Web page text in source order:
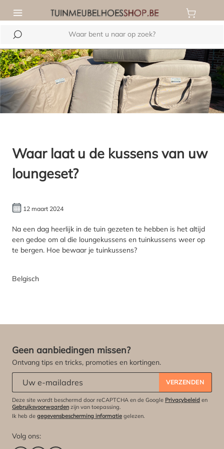
hoofdinhoud
Waar laat u de kussens van uw
loungeset?
12 maart 2024
Na een dag heerlijk in de tuin gezeten te hebben is het altijd
een gedoe om al die loungekussens en tuinkussens weer op
te bergen. Hoe bewaar je tuinkussens?
Belgisch
Geen aanbiedingen missen?
Ontvang tips en tricks, promoties en kortingen.
VERZENDEN
Deze site wordt beschermd door reCAPTCHA en de Google Privacybeleid en
Gebruiksvoorwaarden zijn van toepassing.
Ik heb de gegevensbescherming informatie gelezen.
Volg ons: